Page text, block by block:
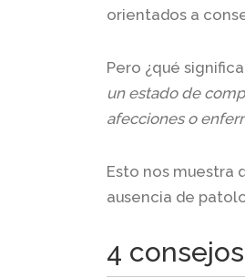
orientados a
Pero ¿qué
un estado de
afecciones o
Esto nos muestra
ausencia de
4